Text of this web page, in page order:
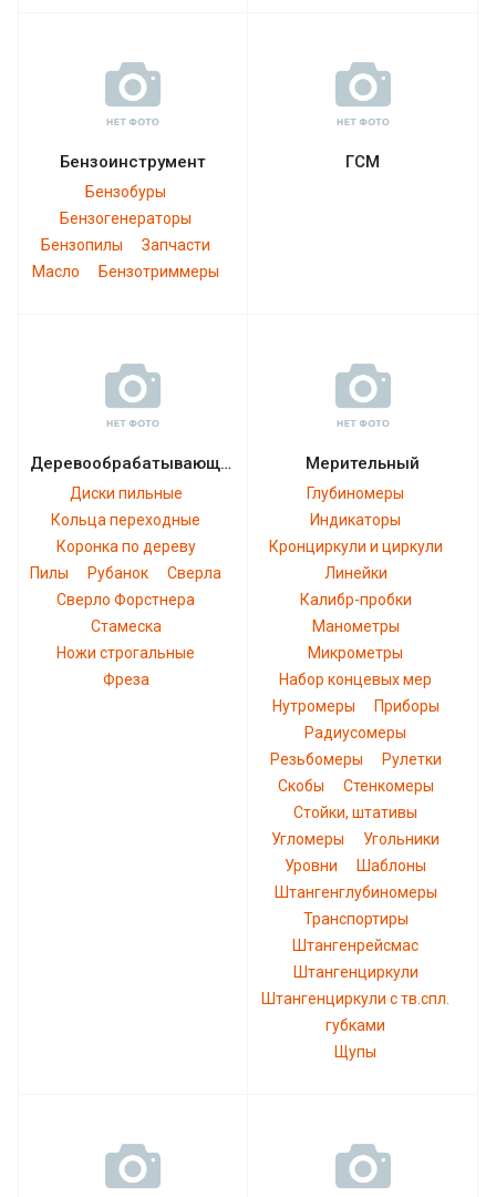
Бензоинструмент
Бензобуры
Бензогенераторы
Бензопилы
Запчасти
Масло
Бензотриммеры
ГСМ
Деревообрабатывающий
Диски пильные
Кольца переходные
Коронка по дереву
Пилы
Рубанок
Сверла
Сверло Форстнера
Стамеска
Ножи строгальные
Фреза
Мерительный
Глубиномеры
Индикаторы
Кронциркули и циркули
Линейки
Калибр-пробки
Манометры
Микрометры
Набор концевых мер
Нутромеры
Приборы
Радиусомеры
Резьбомеры
Рулетки
Скобы
Стенкомеры
Стойки, штативы
Угломеры
Угольники
Уровни
Шаблоны
Штангенглубиномеры
Транспортиры
Штангенрейсмас
Штангенциркули
Штангенциркули с тв.спл.
губками
Щупы